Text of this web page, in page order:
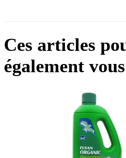
Ces articles
également